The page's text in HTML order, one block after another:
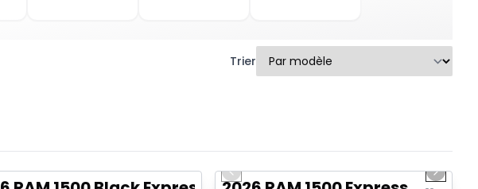
Trier
1/17
En stock
Previous slide Next